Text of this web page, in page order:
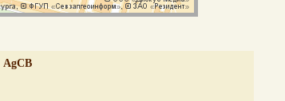
AgCB